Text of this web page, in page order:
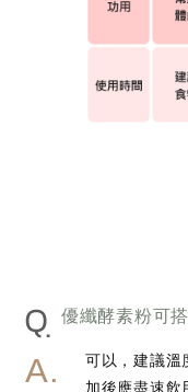
Q
優纖酵素粉可
可以，建議溫
加後應盡速飲